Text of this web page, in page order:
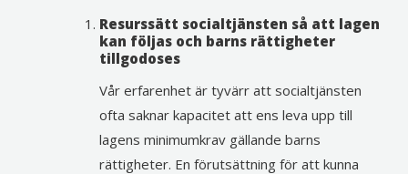
Resurssätt socialtjänsten så att lagen
kan följas och barns rättigheter
tillgodoses
Vår erfarenhet är tyvärr att socialtjänsten
ofta saknar kapacitet att ens leva upp till
lagens minimumkrav gällande barns
rättigheter. En förutsättning för att kunna